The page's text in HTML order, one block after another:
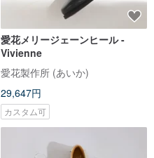
愛花メリージェーンヒール -
Vivienne
愛花製作所 (あいか)
29,647円
カスタム可